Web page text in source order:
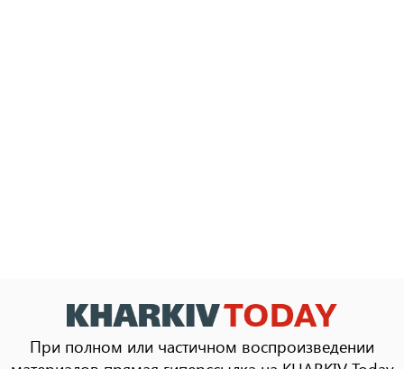
При полном или частичном воспроизведении